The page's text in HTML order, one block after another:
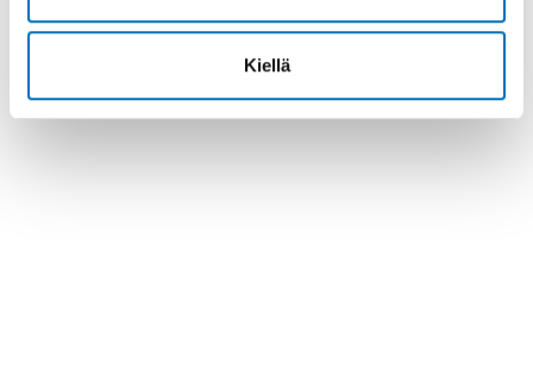
Kiellä